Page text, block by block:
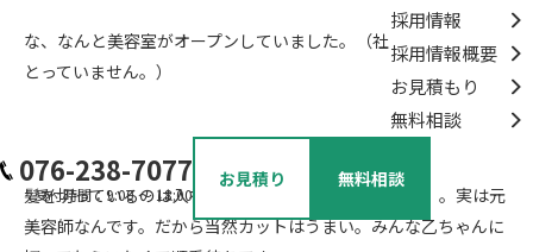
採用情報
採用情報概要
お見積もり
無料相談
076-238-7077
受付時間：9:00 ～ 18:00
お見積り 無料相談
な、なんと美容室がオープンしていました。（社内限定。お金は
とっていません。）
髪を切っているのは入社６ヶ月の乙谷さん（乙ちゃん）。実は元
美容師なんです。だから当然カットはうまい。みんな乙ちゃんに